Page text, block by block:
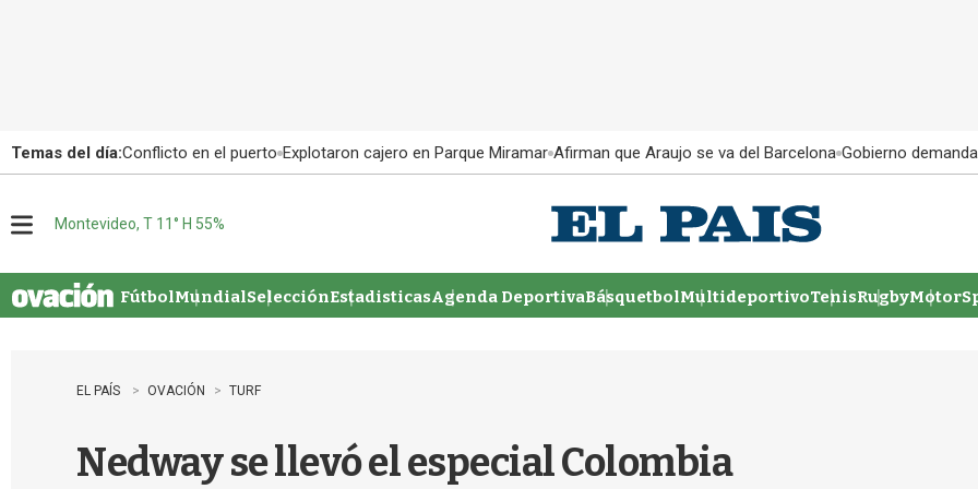
Temas del día:Conflicto en el puerto Explotaron cajero en Parque Miramar Afirman que Araujo se va del Barcelona Gobierno
u
Montevideo, T 11° H 55%
FútbolMundialSelecciónEstadisticasAgenda DeportivaBásquetbolMultideportivoTenisRugby
EL PAÍS OVACIÓN TURF
Nedway se llevó el especial Colombia